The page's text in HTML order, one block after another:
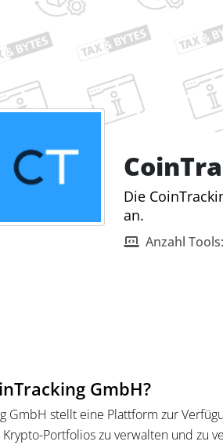
Die
an.
Anzahl
GmbH?
GmbH stellt eine Plattform zur
Portfolios zu verwalten und zu